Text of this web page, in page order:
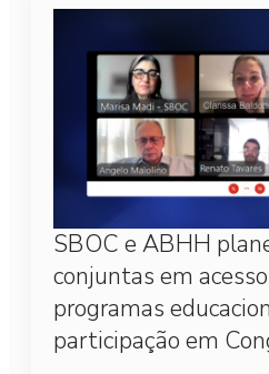
SBOC e ABHH
conjuntas em
programas
participação em